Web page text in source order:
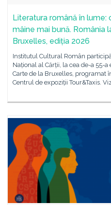
Literatura română în
mâine mai bună. România
Bruxelles, ediția 2026
Institutul Cultural Român
Național al Cărții, la cea de-a 55-
Carte de la Bruxelles, programat
Centrul de expoziții Tour&Taxis.